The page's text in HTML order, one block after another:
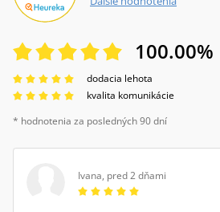
100.00%
dodacia lehota
kvalita komunikácie
* hodnotenia za posledných 90 dní
Ivana, pred 2 dňami